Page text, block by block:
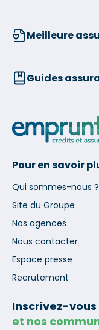
Meilleure
Guides
Pour en savoir
Qui sommes-nous ?
Site du Groupe
Nos agences
Nous contacter
Espace presse
Recrutement
Inscrivez-
et nos